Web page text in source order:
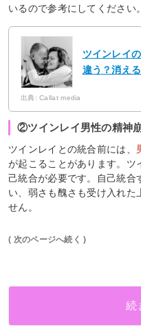
いるので参考にしてください。
ツインレイ
違う？消え
出典: Callat media
②ツインレイ男性の精神
ツインレイとの統合前には、
が起こることがあります。ツ
己統合が必要です。自己統合
い、弱さも醜さも受け入れた
せん。
( 次のページへ続く )
続